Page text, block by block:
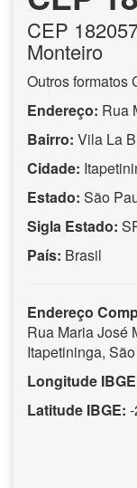
CEP
Monteiro
Outros formatos
Endereço: Rua
Bairro: Vila La
Cidade:
Estado: São
Sigla Estado:
País: Brasil
Endereço
Rua Maria José
Itapetininga,
Longitude
Latitude IBGE: